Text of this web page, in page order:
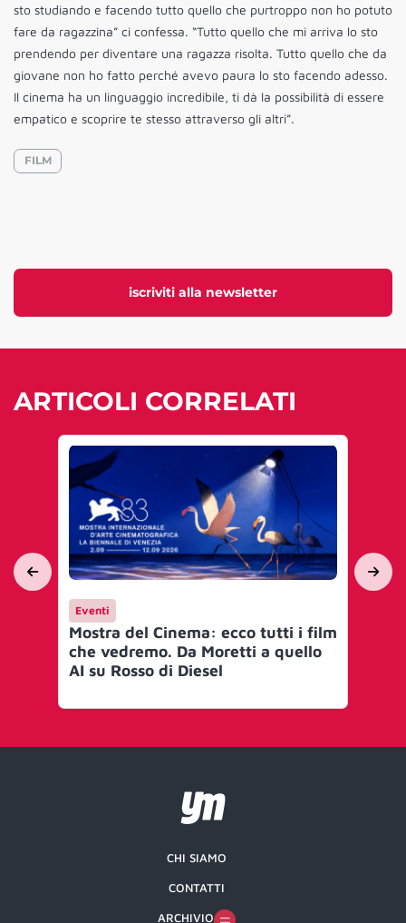
iscriviti alla newsletter
sto studiando e facendo tutto quello che purtroppo non ho potuto
fare da ragazzina” ci confessa. “Tutto quello che mi arriva lo sto
prendendo per diventare una ragazza risolta. Tutto quello che da
giovane non ho fatto perché avevo paura lo sto facendo adesso.
Il cinema ha un linguaggio incredibile, ti dà la possibilità di essere
empatico e scoprire te stesso attraverso gli altri”.
FILM
ARTICOLI CORRELATI
Eventi
Mostra del Cinema: ecco tutti i film
che vedremo. Da Moretti a quello
AI su Rosso di Diesel
CHI SIAMO
CONTATTI
ARCHIVIO